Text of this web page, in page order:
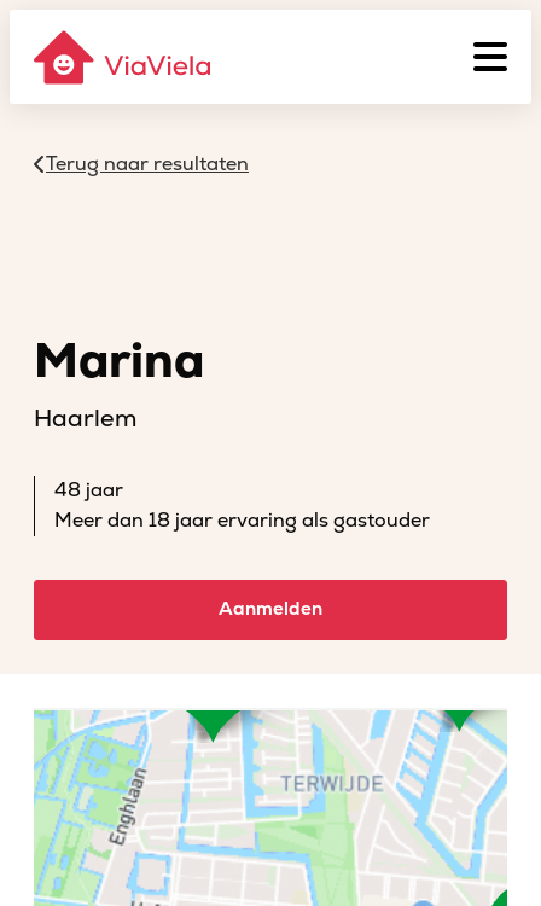
Terug naar resultaten
Marina
Haarlem
48 jaar
Meer dan 18 jaar ervaring als gastouder
Aanmelden